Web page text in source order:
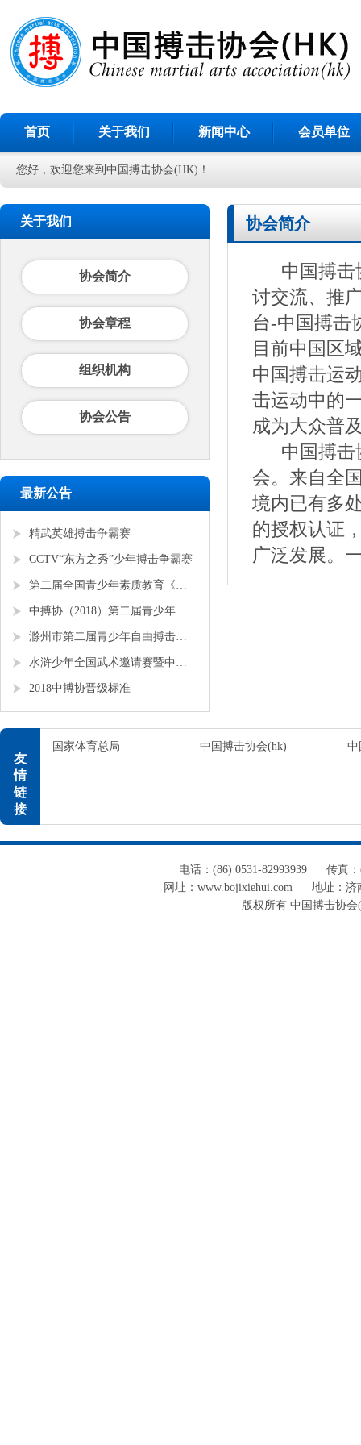
首页 关于我们 新闻中心 会员单位
您好，欢迎您来到中国搏击协会(HK)！
关于我们
协会简介
协会章程
组织机构
协会公告
最新公告
精武英雄搏击争霸赛
CCTV“东方之秀”少年搏击争霸赛
第二届全国青少年素质教育《勇者争锋》搏击锦标赛
中搏协（2018）第二届青少年锦标赛
滁州市第二届青少年自由搏击全国邀请赛
水浒少年全国武术邀请赛暨中搏协青少年搏击锦标赛
2018中搏协晋级标准
协会简介
中国搏击
讨交流、推
台-中国搏击
目前中国区
中国搏击运
击运动中的
成为大众普
中国搏击
会。来自全
境内已有多
的授权认证
广泛发展。
友
情
链
接
国家体育总局 中国搏击协会(hk) 中
电话：(86) 0531-82993939
传真
网址：www.bojixiehui.com
地址：济
版权所有 中国搏击协会